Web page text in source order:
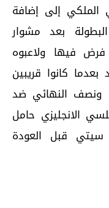
الملكي إلى إضافة
بعد مشوار
فرض فيها ولاعبوه
كانوا قريبين
ونصف النهائي ضد
الانجليزي حامل
سيتي قبل العودة